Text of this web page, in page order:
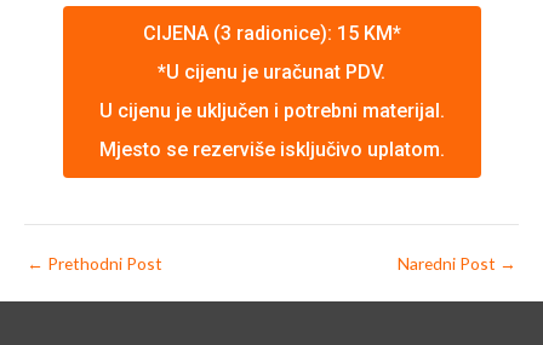
CIJENA (3 radionice): 15 KM*
*U cijenu je uračunat PDV.
U cijenu je uključen i potrebni materijal.
Mjesto se rezerviše isključivo uplatom.
← Prethodni Post Naredni Post →